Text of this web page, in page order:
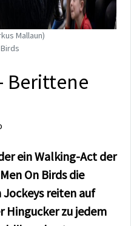
Mallaun)
Berittene
ein Walking-Act der
On Birds die
reiten auf
Hingucker zu jedem